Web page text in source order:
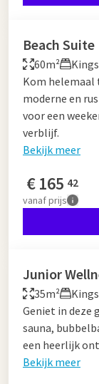
Beach Suite
60m²
Kom helemaal
moderne en
voor een
verblijf.
Bekijk meer
€165 42
vanafprijs
Junior
35m²
Geniet in deze
sauna,
een heerlijk
Bekijk meer